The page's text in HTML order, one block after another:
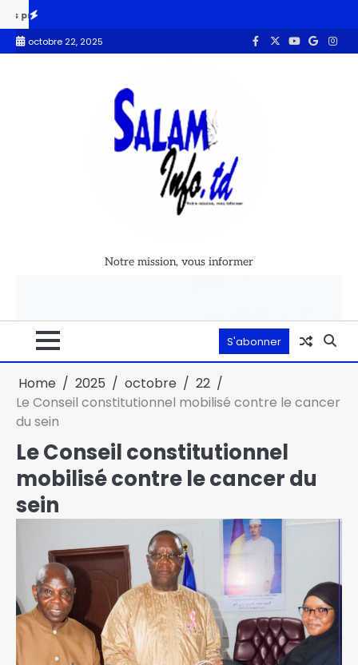
la présidentielle du 12 octobre
octobre 22, 2025
Notre mission, vous informer
S'abonner
Home 2025 octobre
22
Le Conseil constitutionnel mobilisé contre le cancer
du sein
Le Conseil constitutionnel
mobilisé contre le cancer du
sein